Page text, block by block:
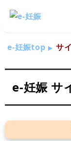
e-妊娠top サ
e-妊娠 サ